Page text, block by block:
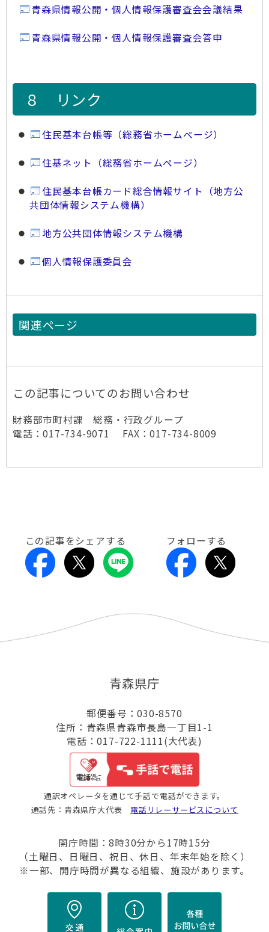
青森県情報公開・個人情報保護審査会会議結果
青森県情報公開・個人情報保護審査会答申
８ リンク
住民基本台帳等（総務省ホームページ）
住基ネット（総務省ホームページ）
住民基本台帳カード総合情報サイト（地方公
共団体情報システム機構）
地方公共団体情報システム機構
個人情報保護委員会
関連ページ
この記事についてのお問い合わせ
財務部市町村課 総務・行政グループ
電話：017-734-9071 FAX：017-734-8009
この記事をシェアする フォローする
青森県庁
郵便番号：030-8570
住所：青森県青森市長島一丁目1-1
電話：017-722-1111(大代表)
通訳オペレータを通じて手話で電話ができます。
通話先：青森県庁大代表 電話リレーサービスについて
開庁時間：8時30分から17時15分
（土曜日、日曜日、祝日、休日、年末年始を除く）
※一部、開庁時間が異なる組織、施設があります。